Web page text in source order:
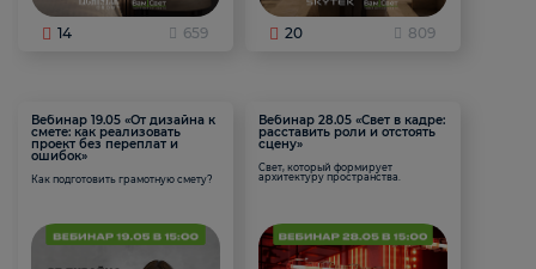
14 659 20 809
Вебинар 19.05 «От дизайна к
смете: как реализовать
проект без переплат и
ошибок»
Как подготовить грамотную смету?
Вебинар 28.05 «Свет в кадре:
расставить роли и отстоять
сцену»
Свет, который формирует
архитектуру пространства.